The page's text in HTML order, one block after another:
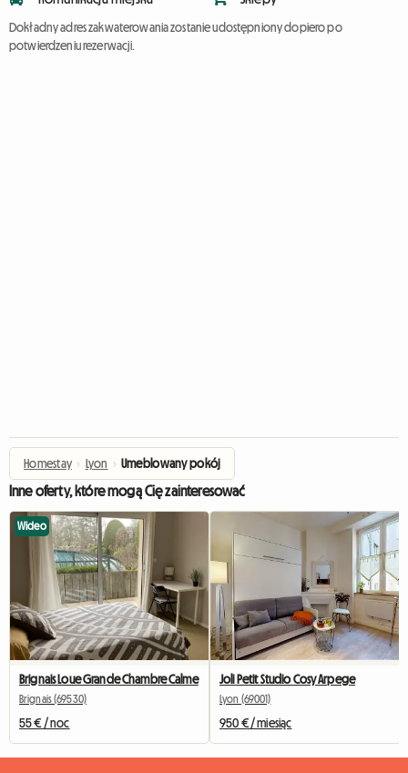
Dokładny adres zakwaterowania zostanie udostępniony dopiero po
potwierdzeniu rezerwacji.
Homestay › Lyon › Umeblowany pokój
Inne oferty, które mogą Cię zainteresować
Wideo
Brignais Loue Grande Chambre Calme
Brignais (69530)
55 € / noc
Joli Petit Studio Cosy Arpege
Lyon (69001)
950 € / miesiąc